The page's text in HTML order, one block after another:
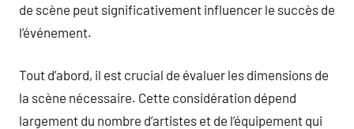
de scène peut significativement influencer le succès de
l’événement.
Tout d’abord, il est crucial de évaluer les dimensions de
la scène nécessaire. Cette considération dépend
largement du nombre d’artistes et de l’équipement qui